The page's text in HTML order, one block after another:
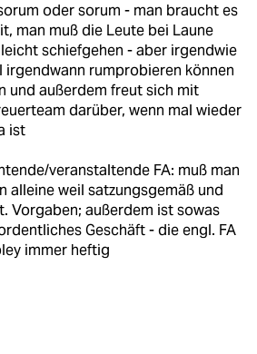
oder sorum - man braucht es
man muß die Leute bei Laune
schiefgehen - aber irgendwie
irgendwann rumprobieren können
und außerdem freut sich mit
darüber, wenn mal wieder
ist
veranstaltende FA: muß man
alleine weil satzungsgemäß und
Vorgaben; außerdem ist sowas
Geschäft - die engl. FA
immer heftig